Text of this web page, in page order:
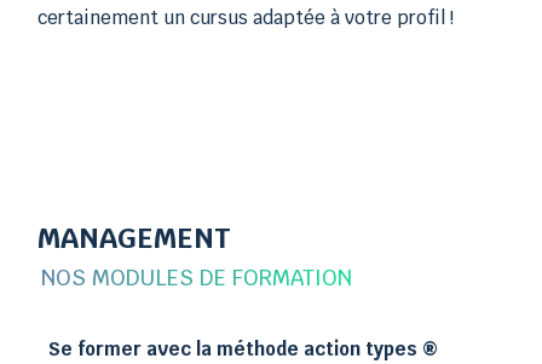
certainement un cursus adaptée à votre profil !
MANAGEMENT
NOS MODULES DE FORMATION
Se former avec la méthode action types ®